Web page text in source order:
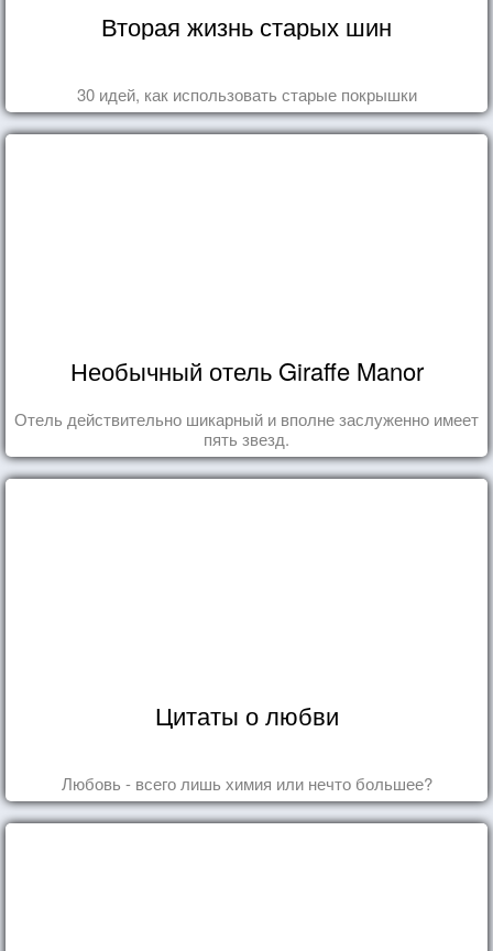
Вторая жизнь старых шин
30 идей, как использовать старые покрышки
Необычный отель Giraffe Manor
Отель действительно шикарный и вполне заслуженно имеет
пять звезд.
Цитаты о любви
Любовь - всего лишь химия или нечто большее?